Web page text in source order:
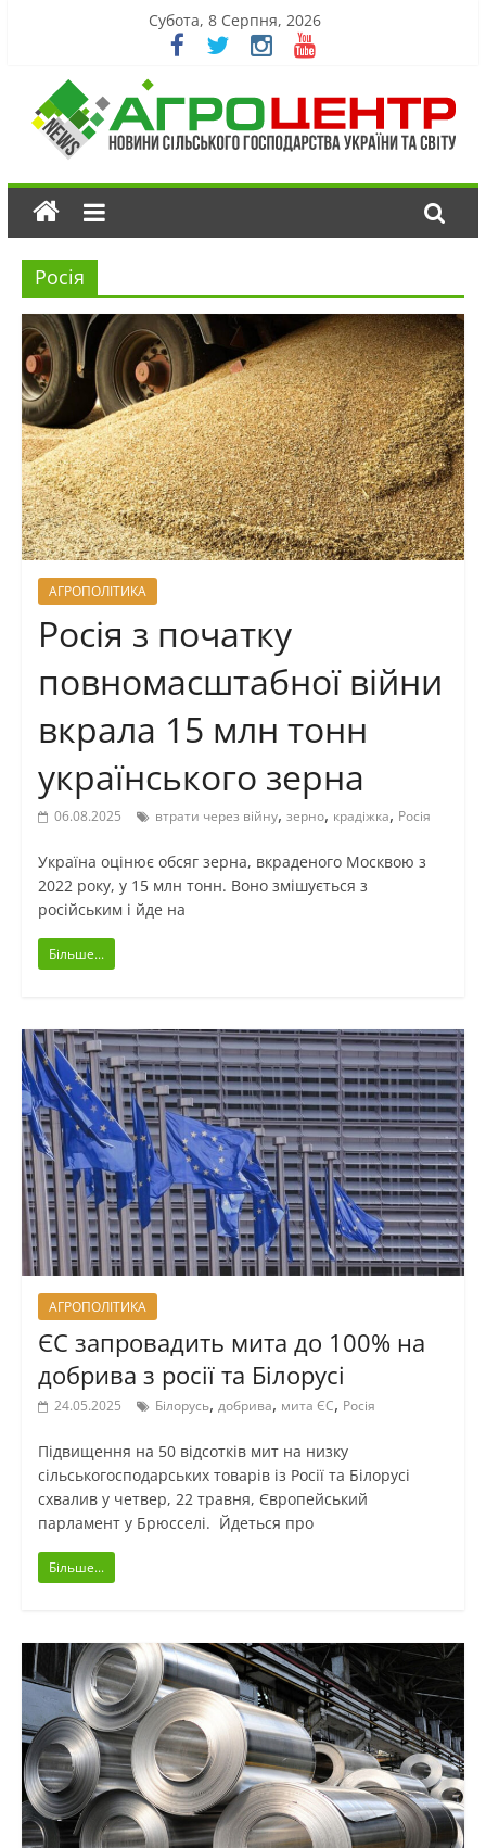
Субота, 8 Серпня, 2026
Росія
АГРОПОЛІТИКА
Росія з початку
повномасштабної війни
вкрала 15 млн тонн
українського зерна
06.08.2025 втрати через війну, зерно, крадіжка, Росія
Україна оцінює обсяг зерна, вкраденого Москвою з
2022 року, у 15 млн тонн. Воно змішується з
російським і йде на
Більше...
АГРОПОЛІТИКА
ЄС запровадить мита до 100% на
добрива з росії та Білорусі
24.05.2025 Білорусь, добрива, мита ЄС, Росія
Підвищення на 50 відсотків мит на низку
сільськогосподарських товарів із Росії та Білорусі
схвалив у четвер, 22 травня, Європейський
парламент у Брюсселі. Йдеться про
Більше...